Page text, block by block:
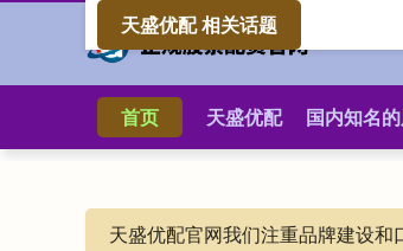
首页 天盛优配 国内知名
天盛优配官网我们注重品牌建设和
天盛优配 相关话题